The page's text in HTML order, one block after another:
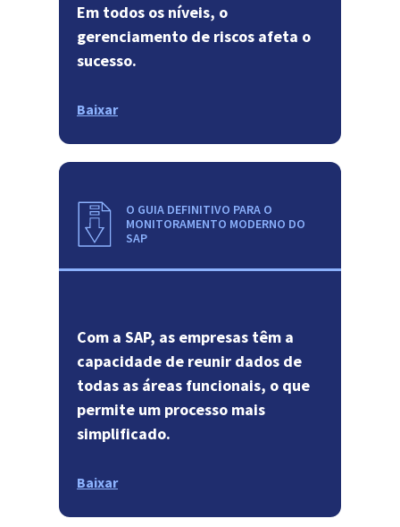
Em todos os níveis, o
gerenciamento de riscos afeta o
sucesso.
Baixar
O GUIA DEFINITIVO PARA O
MONITORAMENTO MODERNO DO
SAP
Com a SAP, as empresas têm a
capacidade de reunir dados de
todas as áreas funcionais, o que
permite um processo mais
simplificado.
Baixar